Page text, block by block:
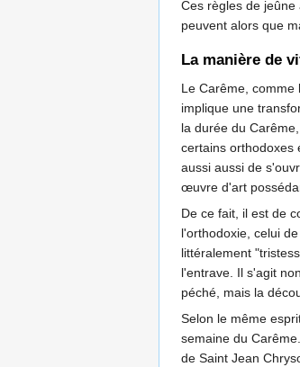
Ces règles de
peuvent alors que
La manière de
Le Carême, comme
implique une
la durée du
certains orthodoxes
aussi aussi de
œuvre d'art
De ce fait, il est de
l'orthodoxie, celui
littéralement
l'entrave. Il s'agit
péché, mais la
Selon le même
semaine du
de Saint Jean